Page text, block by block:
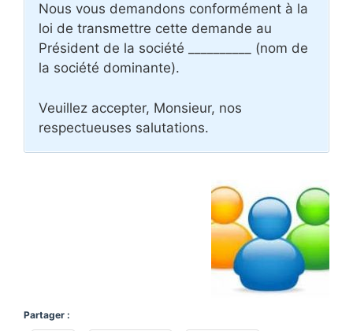
Nous vous demandons conformément à la
loi de transmettre cette demande au
Président de la société __________ (nom de
la société dominante).
Veuillez accepter, Monsieur, nos
respectueuses salutations.
Partager :